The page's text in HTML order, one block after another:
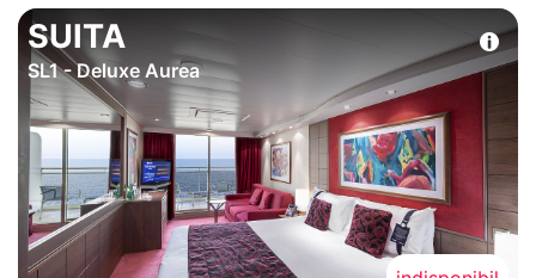
SUITA
SL1 - Deluxe Aurea